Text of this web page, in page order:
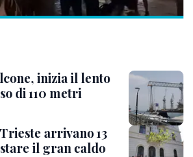
inizia il lento
di 110 metri
arrivano 13
il gran caldo